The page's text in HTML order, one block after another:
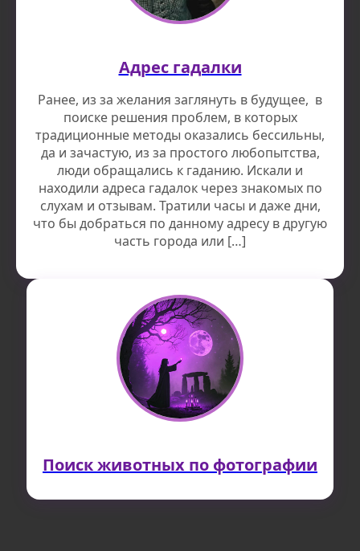
Адрес гадалки
Ранее, из за желания заглянуть в будущее, в
поиске решения проблем, в которых
традиционные методы оказались бессильны,
да и зачастую, из за простого любопытства,
люди обращались к гаданию. Искали и
находили адреса гадалок через знакомых по
слухам и отзывам. Тратили часы и даже дни,
что бы добраться по данному адресу в другую
часть города или […]
Поиск животных по фотографии